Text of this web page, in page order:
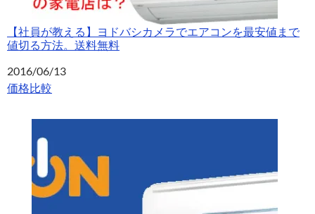
【社員が教える】ヨドバシカメラでエアコンを最安値まで
値切る方法。送料無料
日付
2016/06/13
関連理由
価格比較